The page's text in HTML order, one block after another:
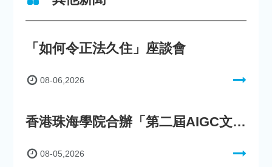
「如何令正法久住」座談會
08-06,2026
香港珠海學院合辦「第二屆AIGC文化數字內容創作比賽」
08-05,2026